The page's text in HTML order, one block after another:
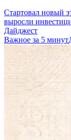
Стартовал новый
выросли
Дайджест
Важное за 5 минут